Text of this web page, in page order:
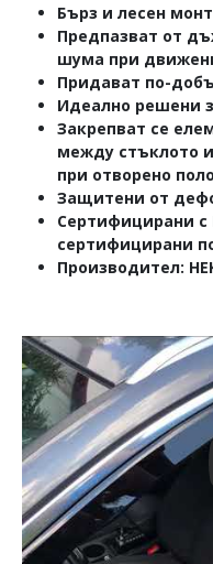
Бърз и лесен
Предпазват от
шума при
Придават по-
Идеално решени
Закрепват се
между стъклото
при отворено
Защитени от
Сертифицирани с
сертифицирани
Производител: